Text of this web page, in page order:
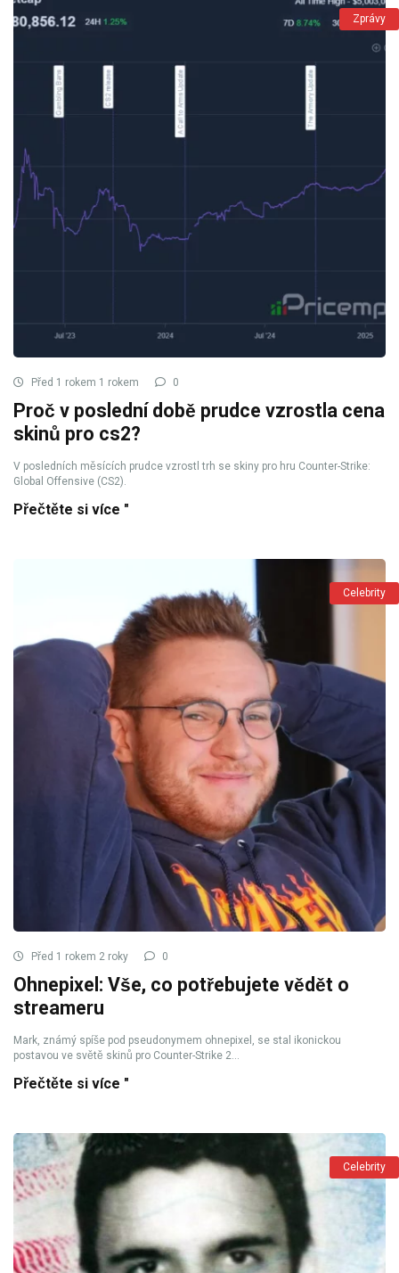
Zprávy
Před 1 rokem 1 rokem 0
Proč v poslední době prudce vzrostla cena
skinů pro cs2?
V posledních měsících prudce vzrostl trh se skiny pro hru Counter-Strike:
Global Offensive (CS2).
Přečtěte si více "
Celebrity
Před 1 rokem 2 roky 0
Ohnepixel: Vše, co potřebujete vědět o
streameru
Mark, známý spíše pod pseudonymem ohnepixel, se stal ikonickou
postavou ve světě skinů pro Counter-Strike 2...
Přečtěte si více "
Celebrity